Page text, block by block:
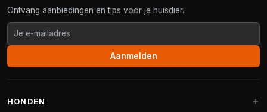
Ontvang aanbiedingen en tips voor je huisdier.
Aanmelden
HONDEN